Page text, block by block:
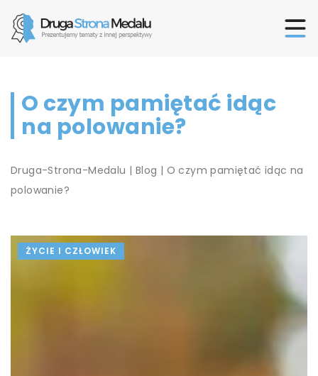
O czym pamiętać idąc
na polowanie?
Druga-Strona-Medalu | Blog | O czym pamiętać idąc na
polowanie?
ŻYCIE I CZŁOWIEK